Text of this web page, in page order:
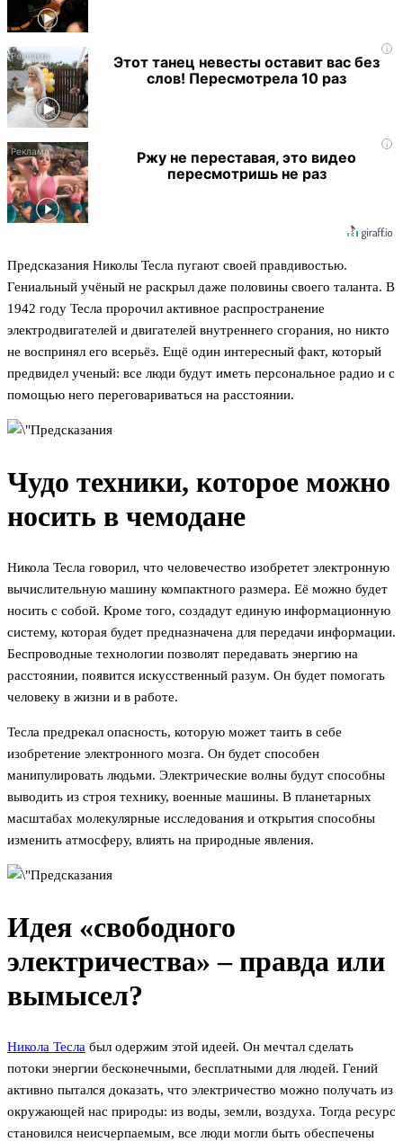
i
Этот танец невесты оставит вас без
слов! Пересмотрела 10 раз
i
Ржу не переставая, это видео
пересмотришь не раз
Предсказания Николы Тесла пугают своей правдивостью.
Гениальный учёный не раскрыл даже половины своего таланта. В
1942 году Тесла пророчил активное распространение
электродвигателей и двигателей внутреннего сгорания, но никто
не воспринял его всерьёз. Ещё один интересный факт, который
предвидел ученый: все люди будут иметь персональное радио и с
помощью него переговариваться на расстоянии.
Чудо техники, которое можно
носить в чемодане
Никола Тесла говорил, что человечество изобретет электронную
вычислительную машину компактного размера. Её можно будет
носить с собой. Кроме того, создадут единую информационную
систему, которая будет предназначена для передачи информации.
Беспроводные технологии позволят передавать энергию на
расстоянии, появится искусственный разум. Он будет помогать
человеку в жизни и в работе.
Тесла предрекал опасность, которую может таить в себе
изобретение электронного мозга. Он будет способен
манипулировать людьми. Электрические волны будут способны
выводить из строя технику, военные машины. В планетарных
масштабах молекулярные исследования и открытия способны
изменить атмосферу, влиять на природные явления.
Идея «свободного
электричества» – правда или
вымысел?
Никола Тесла был одержим этой идеей. Он мечтал сделать
потоки энергии бесконечными, бесплатными для людей. Гений
активно пытался доказать, что электричество можно получать из
окружающей нас природы: из воды, земли, воздуха. Тогда ресурс
становился неисчерпаемым, все люди могли быть обеспечены